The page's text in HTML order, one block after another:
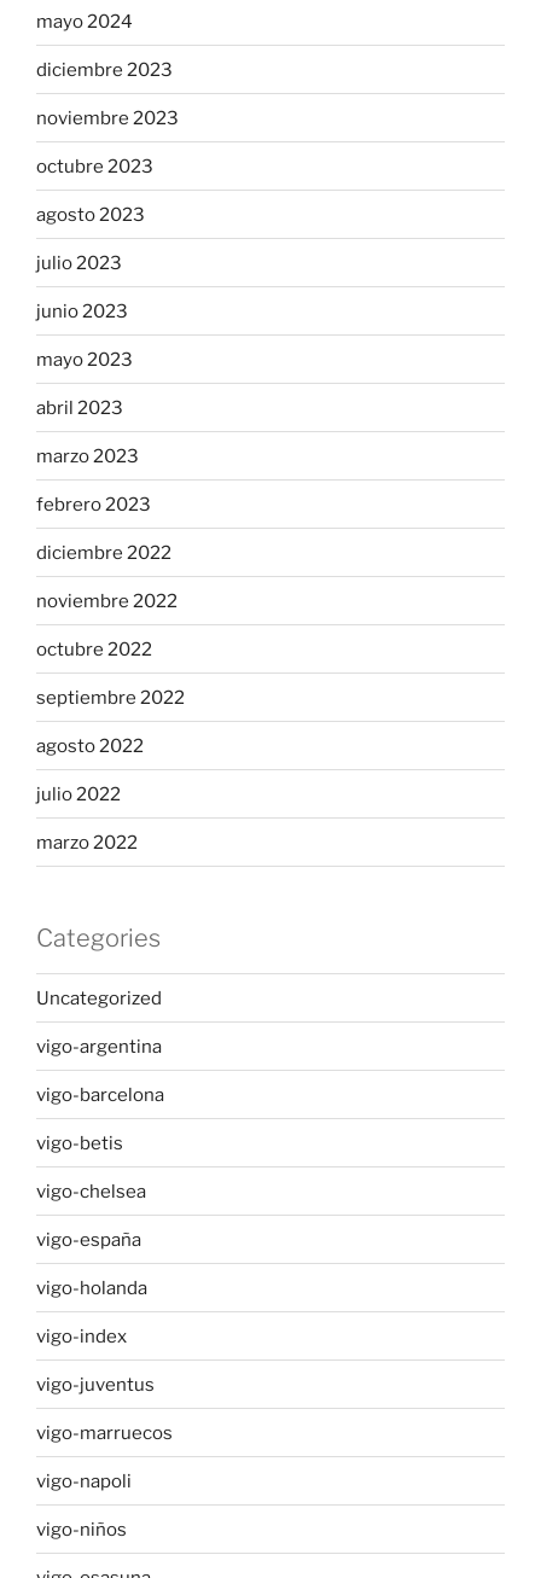
mayo 2024
diciembre 2023
noviembre 2023
octubre 2023
agosto 2023
julio 2023
junio 2023
mayo 2023
abril 2023
marzo 2023
febrero 2023
diciembre 2022
noviembre 2022
octubre 2022
septiembre 2022
agosto 2022
julio 2022
marzo 2022
Categories
Uncategorized
vigo-argentina
vigo-barcelona
vigo-betis
vigo-chelsea
vigo-españa
vigo-holanda
vigo-index
vigo-juventus
vigo-marruecos
vigo-napoli
vigo-niños